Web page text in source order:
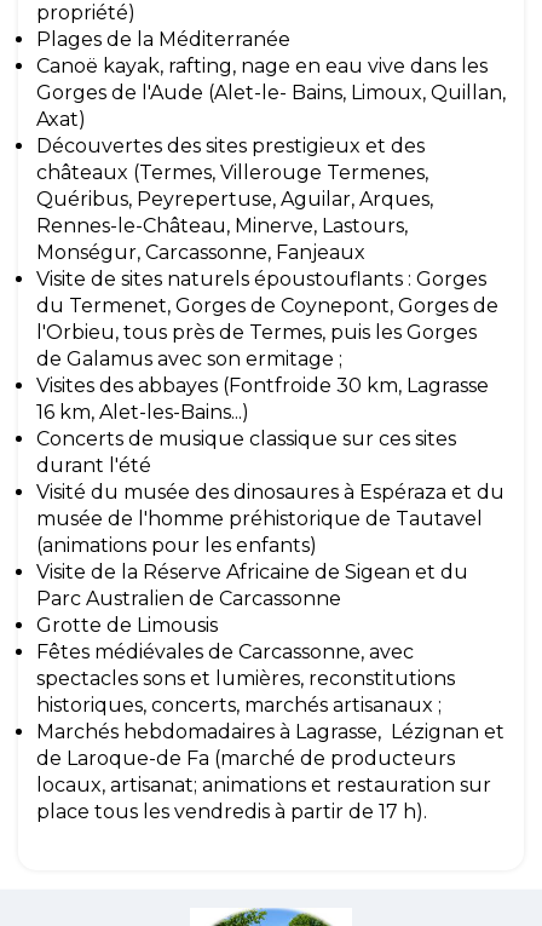
propriété)
Plages de la Méditerranée
Canoë kayak, rafting, nage en eau vive dans les
Gorges de l'Aude (Alet-le- Bains, Limoux, Quillan,
Axat)
Découvertes des sites prestigieux et des
châteaux (Termes, Villerouge Termenes,
Quéribus, Peyrepertuse, Aguilar, Arques,
Rennes-le-Château, Minerve, Lastours,
Monségur, Carcassonne, Fanjeaux
Visite de sites naturels époustouflants : Gorges
du Termenet, Gorges de Coynepont, Gorges de
l'Orbieu, tous près de Termes, puis les Gorges
de Galamus avec son ermitage ;
Visites des abbayes (Fontfroide 30 km, Lagrasse
16 km, Alet-les-Bains...)
Concerts de musique classique sur ces sites
durant l'été
Visité du musée des dinosaures à Espéraza et du
musée de l'homme préhistorique de Tautavel
(animations pour les enfants)
Visite de la Réserve Africaine de Sigean et du
Parc Australien de Carcassonne
Grotte de Limousis
Fêtes médiévales de Carcassonne, avec
spectacles sons et lumières, reconstitutions
historiques, concerts, marchés artisanaux ;
Marchés hebdomadaires à Lagrasse, Lézignan et
de Laroque-de Fa (marché de producteurs
locaux, artisanat; animations et restauration sur
place tous les vendredis à partir de 17 h).